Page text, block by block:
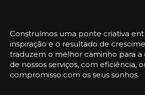
Construímos uma ponte criativa
inspiração e o resultado de
traduzem o melhor caminho para a
de nossos serviços, com eficiência,
compromisso com os seus sonhos.